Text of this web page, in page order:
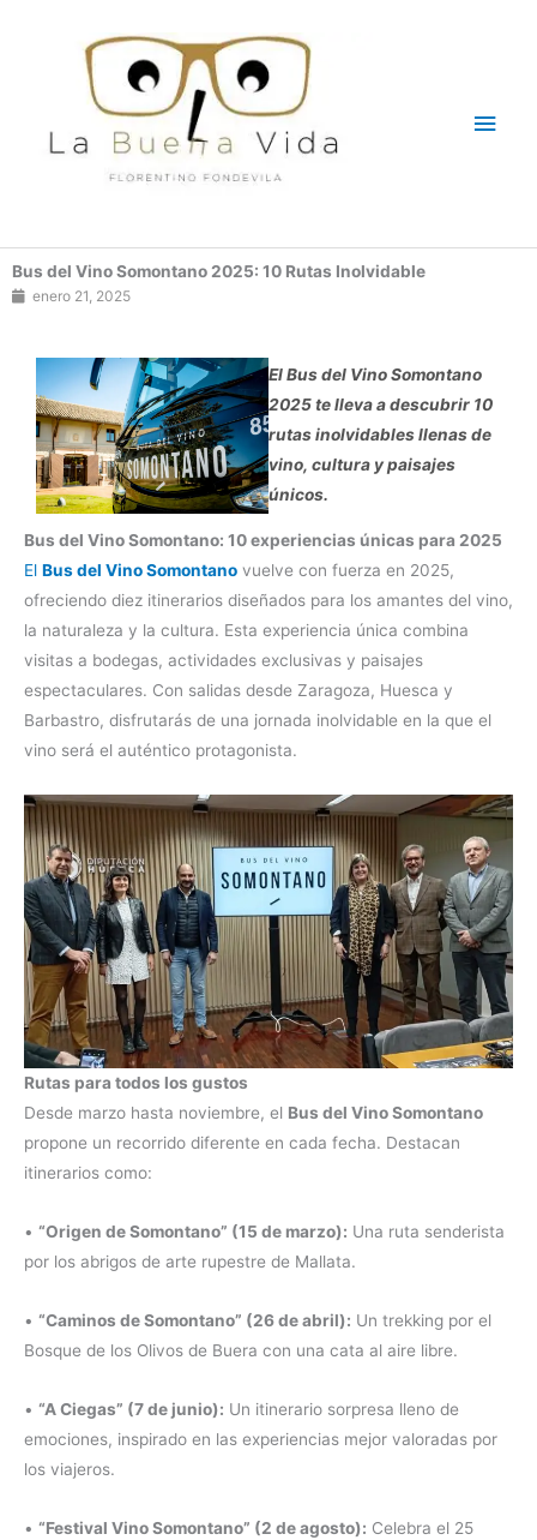
Bus del Vino Somontano 2025: 10 Rutas Inolvidable
enero 21, 2025
El Bus del Vino Somontano
2025 te lleva a descubrir 10
rutas inolvidables llenas de
vino, cultura y paisajes
únicos.
Bus del Vino Somontano: 10 experiencias únicas para 2025
El Bus del Vino Somontano vuelve con fuerza en 2025,
ofreciendo diez itinerarios diseñados para los amantes del vino,
la naturaleza y la cultura. Esta experiencia única combina
visitas a bodegas, actividades exclusivas y paisajes
espectaculares. Con salidas desde Zaragoza, Huesca y
Barbastro, disfrutarás de una jornada inolvidable en la que el
vino será el auténtico protagonista.
Rutas para todos los gustos
Desde marzo hasta noviembre, el Bus del Vino Somontano
propone un recorrido diferente en cada fecha. Destacan
itinerarios como:
• “Origen de Somontano” (15 de marzo): Una ruta senderista
por los abrigos de arte rupestre de Mallata.
• “Caminos de Somontano” (26 de abril): Un trekking por el
Bosque de los Olivos de Buera con una cata al aire libre.
• “A Ciegas” (7 de junio): Un itinerario sorpresa lleno de
emociones, inspirado en las experiencias mejor valoradas por
los viajeros.
• “Festival Vino Somontano” (2 de agosto): Celebra el 25